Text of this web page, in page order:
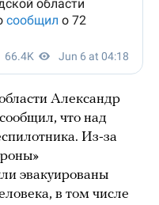
Александр
что над
Из-за
эвакуированы
в том числе